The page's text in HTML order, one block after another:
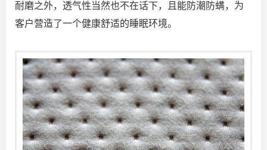
耐磨之外，透气性当然也不在话下，且能防潮防螨，为
客户营造了一个健康舒适的睡眠环境。